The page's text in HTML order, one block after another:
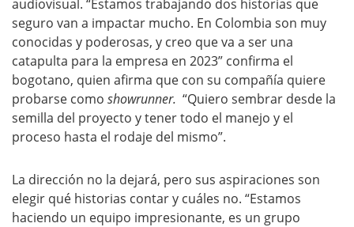
audiovisual. “Estamos trabajando dos historias que
seguro van a impactar mucho. En Colombia son muy
conocidas y poderosas, y creo que va a ser una
catapulta para la empresa en 2023” confirma el
bogotano, quien afirma que con su compañía quiere
probarse como showrunner. “Quiero sembrar desde la
semilla del proyecto y tener todo el manejo y el
proceso hasta el rodaje del mismo”.
La dirección no la dejará, pero sus aspiraciones son
elegir qué historias contar y cuáles no. “Estamos
haciendo un equipo impresionante, es un grupo